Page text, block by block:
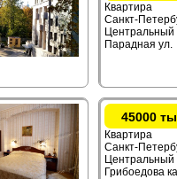
Квартира
Санкт-
Центральный
Парадная ул.
45000
Квартира
Санкт-
Центральный
Грибоедова